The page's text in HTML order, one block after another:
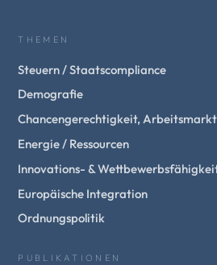
THEMEN
Steuern / Staatscompliance
Demografie
Chancengerechtigkeit, Arbeitsmarkt
Energie / Ressourcen
Innovations- &
Europäische Integration
Ordnungspolitik
PUBLIKATIONEN